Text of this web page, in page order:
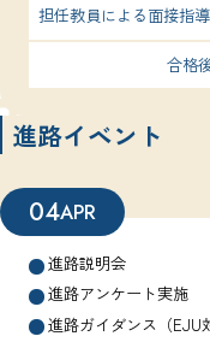
担任教員による面接指導
合格
進路イベント
04APR
進路説明会
進路アンケート実施
進路ガイダンス（EJU